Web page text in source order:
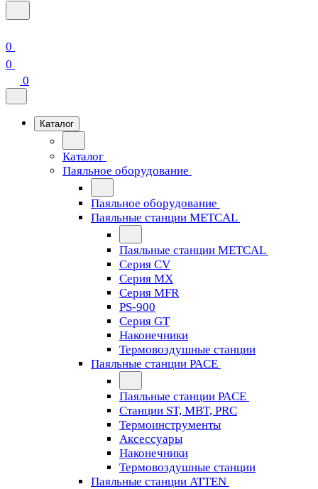
0
0
0
Каталог
Каталог
Паяльное оборудование
Паяльное оборудование
Паяльные станции METCAL
Паяльные станции METCAL
Серия CV
Серия MX
Серия MFR
PS-900
Серия GT
Наконечники
Термовоздушные станции
Паяльные станции PACE
Паяльные станции PACE
Станции ST, MBT, PRC
Термоинструменты
Аксессуары
Наконечники
Термовоздушные станции
Паяльные станции ATTEN